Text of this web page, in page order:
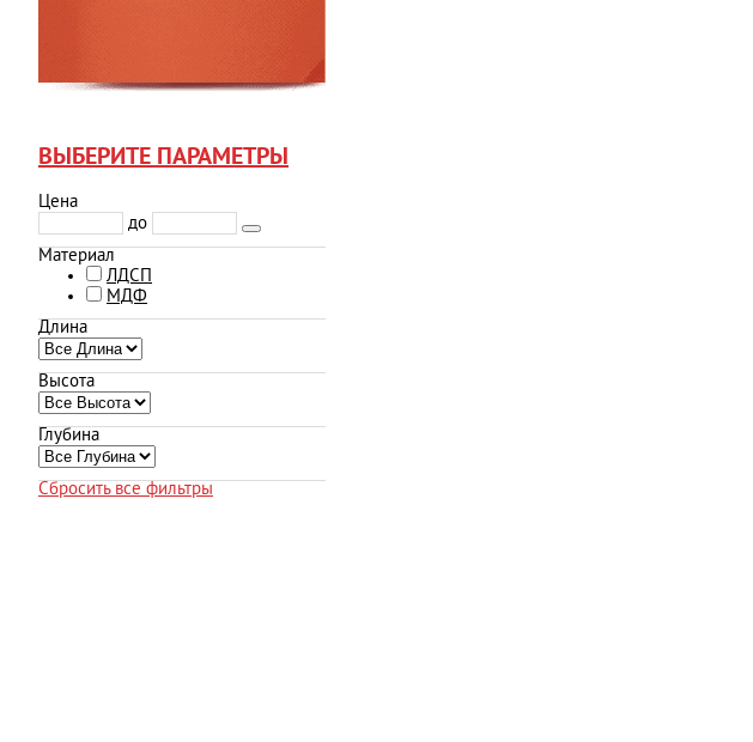
ВЫБЕРИТЕ ПАРАМЕТРЫ
Цена
до
Материал
ЛДСП
МДФ
Длина
Высота
Глубина
Сбросить все фильтры